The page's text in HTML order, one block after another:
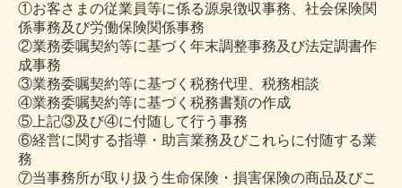
①お客さまの従業員等に係る源泉徴収事務、社会保険関
係事務及び労働保険関係事務
②業務委嘱契約等に基づく年末調整事務及び法定調書作
成事務
③業務委嘱契約等に基づく税務代理、税務相談
④業務委嘱契約等に基づく税務書類の作成
⑤上記③及び④に付随して行う事務
⑥経営に関する指導・助言業務及びこれらに付随する業
務
⑦当事務所が取り扱う生命保険・損害保険の商品及びこ